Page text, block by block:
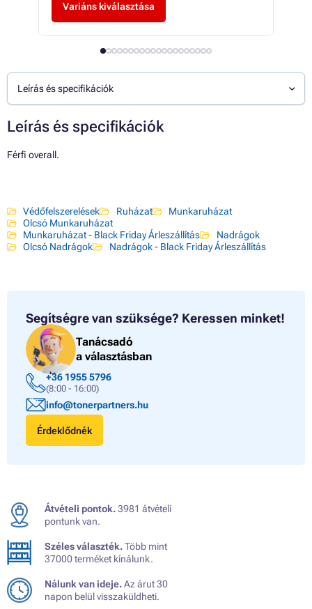
Variáns kiválasztása
Leírás és specifikációk
Leírás és specifikációk
Férfi overall.
Védőfelszerelések Ruházat
Munkaruházat
Olcsó Munkaruházat
Munkaruházat - Black Friday Árleszállítás
Nadrágok
Olcsó Nadrágok
Nadrágok - Black Friday Árleszállítás
Segítségre van szüksége? Keressen minket!
Tanácsadó
a választásban
+36 1955 5796
(8:00 - 16:00)
info@tonerpartners.hu
Érdeklődnék
Átvételi pontok.3981 átvételi
pontunk van.
Széles választék.Több mint
37000 terméket kínálunk.
Nálunk van ideje.Az árut 30
napon belül visszaküldheti.